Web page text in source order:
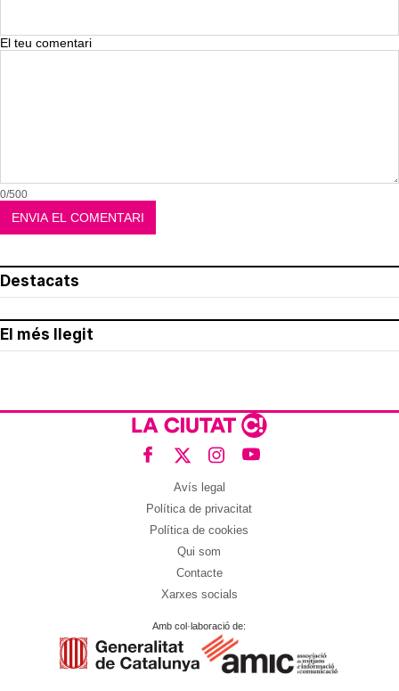
El teu comentari
0/500
Destacats
El més llegit
Avís legal
Política de privacitat
Política de cookies
Qui som
Contacte
Xarxes socials
Amb col·laboració de: